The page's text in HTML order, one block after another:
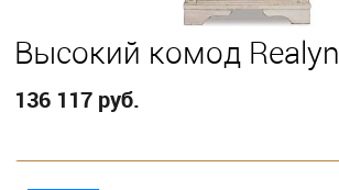
Высокий комод Realyn
136 117 руб.